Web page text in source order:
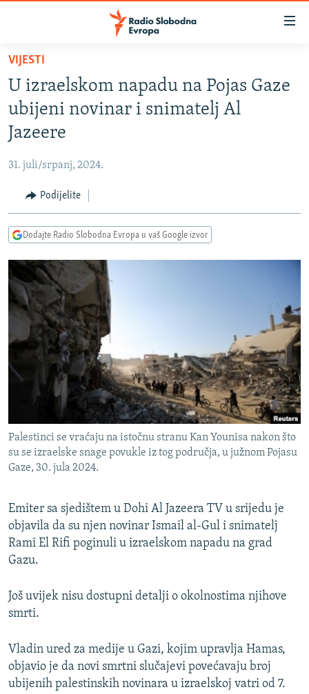
Pređite
glavni
sadržaj
Pređite
na
glavnu
navigaciju
Pređite
na
pretragu
BOSNA I HERCEGOVINA
SRBIJA
CRNA GORA
VIZUELNO
INFOGRAFIKE
RAT U UKRAJINI
KINA NA BALKANU
RSE PRIČE IZ SVIJETA
ISPRIČAJ MI
DNEVNO@RSE
SPECIJALI RSE
VIŠE OD NASLOVA
GENOCID U SREBRENICI
POPLAVE I KLIZIŠTA U BIH 2024.
TV LIBERTY
MOJA EVROPA
TRI DECENIJE OD RATA U BIH
NASTANAK I RASPAD JUGOSLAVIJE
PRATITE NAS
Sve RFE/RL stranice
VIJESTI
U izraelskom napadu na Pojas Gaze
ubijeni novinar i snimatelj Al
Jazeere
31. juli/srpanj, 2024.
Podijelite
Dodajte Radio Slobodna Evropa u vaš Google izvor
Palestinci se vraćaju na istočnu stranu Kan Younisa nakon što
su se izraelske snage povukle iz tog područja, u južnom Pojasu
Gaze, 30. jula 2024.
Emiter sa sjedištem u Dohi Al Jazeera TV u srijedu je
objavila da su njen novinar Ismail al-Gul i snimatelj
Rami El Rifi poginuli u izraelskom napadu na grad
Gazu.
Još uvijek nisu dostupni detalji o okolnostima njihove
smrti.
Vladin ured za medije u Gazi, kojim upravlja Hamas,
objavio je da novi smrtni slučajevi povećavaju broj
ubijenih palestinskih novinara u izraelskoj vatri od 7.